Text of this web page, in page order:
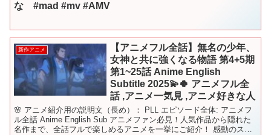
な #mad #mv #AMV
新作アニメ
【アニメフル全話】無名の少年、
女神と共に強くなる物語 第4+5期
第1~25話 Anime English
Subtitle 2025💫🍀 アニメフル全
話 ,アニメ一気見 ,アニメ好きな人
🌸 アニメ紹介用の説明文（長め）： PLL エピソード全体: アニメフ
ル全話 Anime English Sub アニメファン必見！人気作品から隠れた
名作まで、全話フルで楽しめるアニメを一挙にご紹介！ 感動のスト